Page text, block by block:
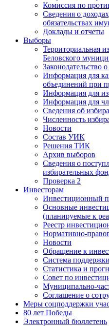
Комиссия по
Сведения о
обязательствах
Доклады и отчеты
Выборы
Территориальная
Беловского
Законодательство
Информация для
объединений при
Информация для
Информация для
Сведения об
Численность
Новости
Состав УИК
Решения ТИК
Архив выборов
Сведения о
избирательных
Проверка 2
Инвесторам
Инвестиционный
Основные
(планируемые к
Реестр
Нормативно-
Новости
Обращение к
Система
Статистика и
Совет по
Муниципально-
Соглашение о
Меры соцподдержки
80 лет Победы
Электронный бюллетень